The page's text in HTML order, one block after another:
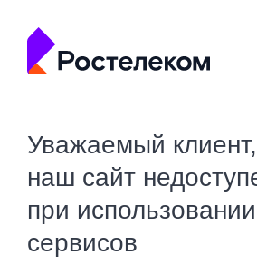
Уважаемый клиент,
наш сайт
при
сервисов